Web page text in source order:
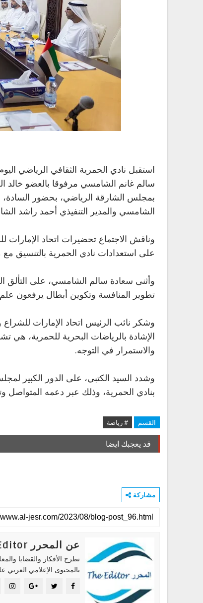
استقبل نادي الحمرية الثقافي الرياضي
سالم غانم الشامسي مرفوقا بالعضو خالد
بمجلس الشارقة الرياضي، بحضور
الشامسي والمدير التنفيذي أحمد راشد
وناقش الاجتماع تحضيرات اتحاد الإمارات
على استعدادات نادي الحمرية بالتنسيق
وأثنى سعادة سالم الشامسي، على التألق
تطوير المنافسة وتكوين أبطال يرفعون
وشكر نائب الرئيس اتحاد الإمارات
الإشادة بالرياضات البحرية للحمرية،
والاستمرار في التوجه.
وشدد السيد الكتبي، على الدور الكبير
بنادي الحمرية، وذلك عبر دعمه
القسم # رياضة
قد يعجبك ايضا
مشاركة
عن المحرر The Editor
نطرح الأفكار والقضايا
بالمحتوى الإعلامي العربي